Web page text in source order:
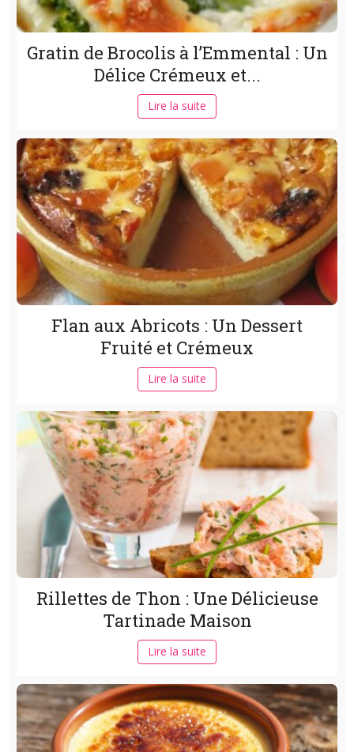
Gratin de Brocolis à l’Emmental : Un
Délice Crémeux et...
Lire la suite
Flan aux Abricots : Un Dessert
Fruité et Crémeux
Lire la suite
Rillettes de Thon : Une Délicieuse
Tartinade Maison
Lire la suite